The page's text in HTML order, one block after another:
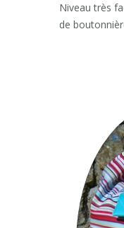
Niveau très
de